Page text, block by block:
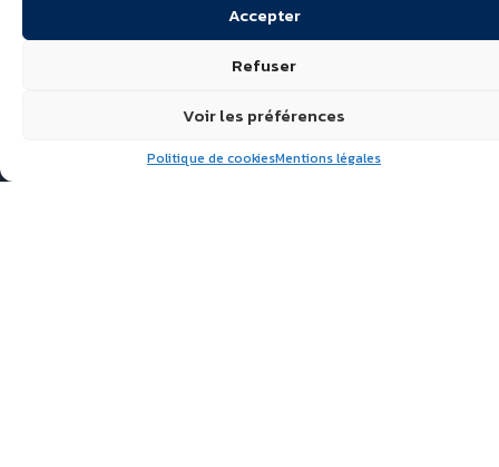
Accepter
Refuser
Voir les préférences
Politique de cookiesMentions légales